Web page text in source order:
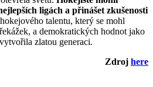
ligách a přinášet zkušenosti
talentu, který se mohl
a demokratických hodnot jako
zlatou generaci.
Zdroj here